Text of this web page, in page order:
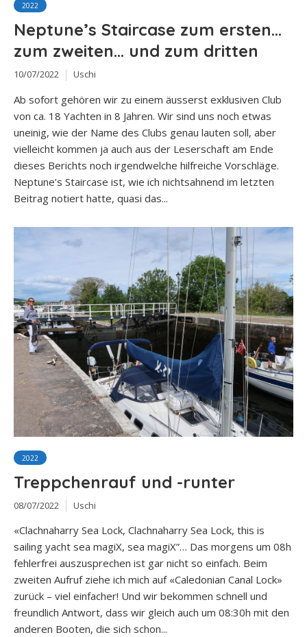
2022
Neptune’s Staircase zum ersten…
zum zweiten… und zum dritten
10/07/2022 Uschi
Ab sofort gehören wir zu einem äusserst exklusiven Club
von ca. 18 Yachten in 8 Jahren. Wir sind uns noch etwas
uneinig, wie der Name des Clubs genau lauten soll, aber
vielleicht kommen ja auch aus der Leserschaft am Ende
dieses Berichts noch irgendwelche hilfreiche Vorschläge.
Neptune’s Staircase ist, wie ich nichtsahnend im letzten
Beitrag notiert hatte, quasi das...
2022
Treppchenrauf und -runter
08/07/2022 Uschi
«Clachnaharry Sea Lock, Clachnaharry Sea Lock, this is
sailing yacht sea magiX, sea magiX”… Das morgens um 08h
fehlerfrei auszusprechen ist gar nicht so einfach. Beim
zweiten Aufruf ziehe ich mich auf «Caledonian Canal Lock»
zurück – viel einfacher! Und wir bekommen schnell und
freundlich Antwort, dass wir gleich auch um 08:30h mit den
anderen Booten, die sich schon...